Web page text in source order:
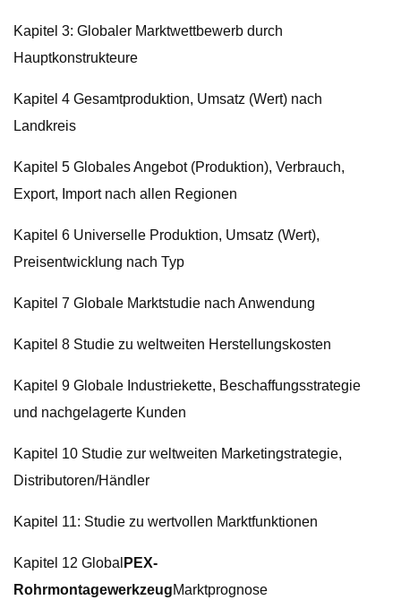
Kapitel 3: Globaler Marktwettbewerb durch
Hauptkonstrukteure
Kapitel 4 Gesamtproduktion, Umsatz (Wert) nach
Landkreis
Kapitel 5 Globales Angebot (Produktion), Verbrauch,
Export, Import nach allen Regionen
Kapitel 6 Universelle Produktion, Umsatz (Wert),
Preisentwicklung nach Typ
Kapitel 7 Globale Marktstudie nach Anwendung
Kapitel 8 Studie zu weltweiten Herstellungskosten
Kapitel 9 Globale Industriekette, Beschaffungsstrategie
und nachgelagerte Kunden
Kapitel 10 Studie zur weltweiten Marketingstrategie,
Distributoren/Händler
Kapitel 11: Studie zu wertvollen Marktfunktionen
Kapitel 12 Global PEX-
RohrmontagewerkzeugMarktprognose